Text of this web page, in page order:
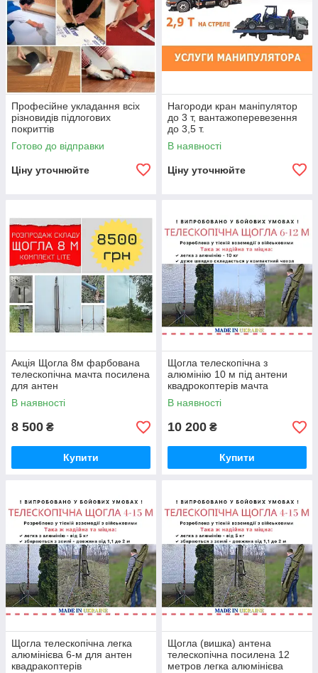
Професійне укладання всіх
різновидів підлогових
покриттів
Готово до відправки
Ціну уточнюйте
Нагороди кран маніпулятор
до 3 т, вантажоперевезення
до 3,5 т.
В наявності
Ціну уточнюйте
Акція Щогла 8м фарбована
телескопічна мачта посилена
для антен
В наявності
8 500 ₴
Купити
Щогла телескопічна з
алюмінію 10 м під антени
квадрокоптерів мачта
В наявності
10 200 ₴
Купити
Щогла телескопічна легка
алюмінієва 6-м для антен
квадракоптерів
Щогла (вишка) антена
телескопічна посилена 12
метров легка алюмінієва